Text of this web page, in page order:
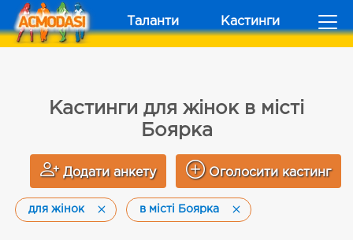
Таланти Кастинги
Кастинги для жінок в місті
Боярка
Додати анкету Оголосити кастинг
для жінок в місті Боярка